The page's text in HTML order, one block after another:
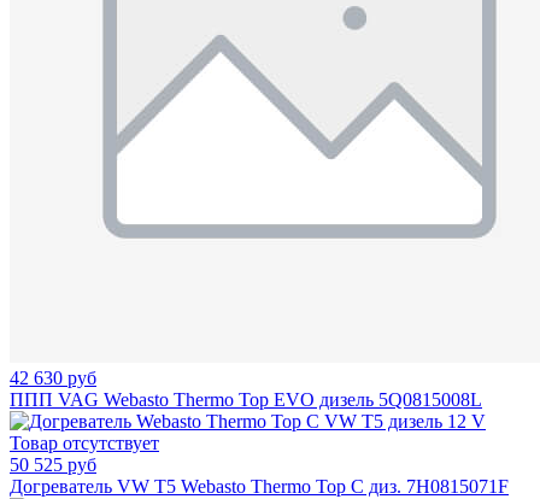
42 630 руб
ППП VAG Webasto Thermo Top EVO дизель 5Q0815008L
Товар отсутствует
50 525 руб
Догреватель VW T5 Webasto Thermo Top C диз. 7H0815071F